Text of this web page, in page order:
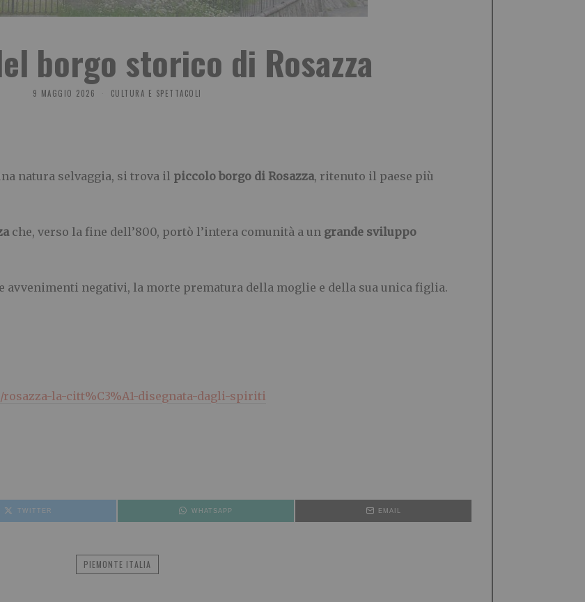
borgo storico di Rosazza
9 MAGGIO 2026 CULTURA E SPETTACOLI
natura selvaggia, si trova il piccolo borgo di Rosazza, ritenuto il paese più
che, verso la fine dell’800, portò l’intera comunità a un grande sviluppo
avvenimenti negativi, la morte prematura della moglie e della sua unica figlia.
la-citt%C3%A1-disegnata-dagli-spiriti
TWITTER WHATSAPP EMAIL
PIEMONTE ITALIA